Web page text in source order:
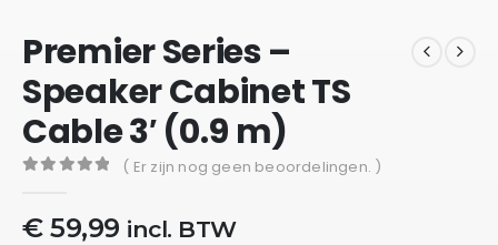
Premier Series –
Speaker Cabinet TS
Cable 3′ (0.9 m)
( Er zijn nog geen beoordelingen. )
€59,99 incl. BTW